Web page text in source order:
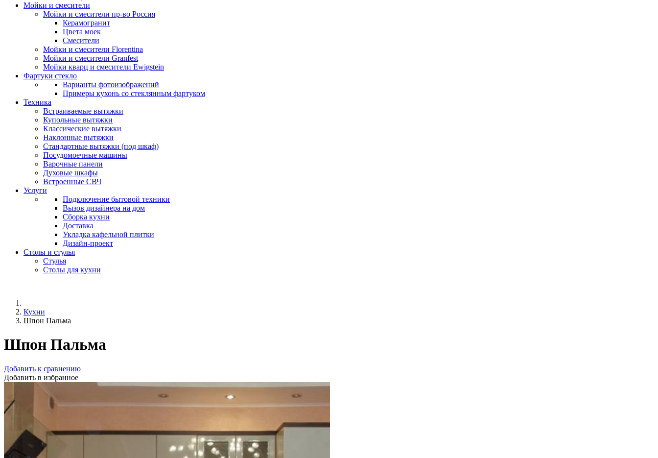
Мойки и смесители
Мойки и смесители пр-во Россия
Керамогранит
Цвета моек
Смесители
Мойки и смесители Florentina
Мойки и смесители Granfest
Мойки кварц и смесители Ewigstein
Фартуки стекло
Варианты фотоизображений
Примеры кухонь со стеклянным фартуком
Техника
Встраиваемые вытяжки
Купольные вытяжки
Классические вытяжки
Наклонные вытяжки
Стандартные вытяжки (под шкаф)
Посудомоечные машины
Варочные панели
Духовые шкафы
Встроенные СВЧ
Услуги
Подключение бытовой техники
Вызов дизайнера на дом
Сборка кухни
Доставка
Укладка кафельной плитки
Дизайн-проект
Столы и стулья
Стулья
Столы для кухни
Кухни
Шпон Пальма
Шпон Пальма
Добавить к сравнению
Добавить в избранное